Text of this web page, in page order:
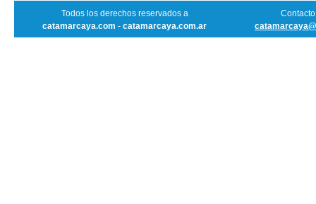
Todos los derechos reservados a
catamarcaya.com - catamarcaya.com.ar